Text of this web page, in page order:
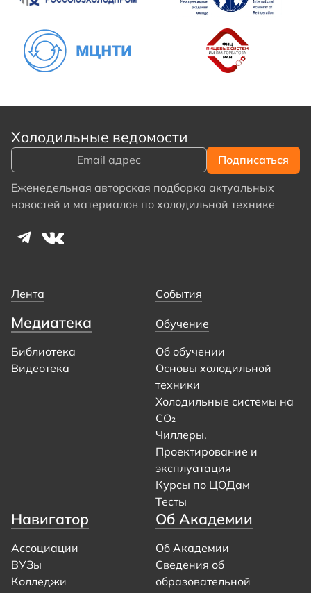
Холодильные ведомости
Еженедельная авторская подборка актуальных
новостей и материалов по холодильной технике
Лента События
Медиатека
Библиотека
Видеотека
Обучение
Об обучении
Основы холодильной
техники
Холодильные системы на
CO₂
Чиллеры.
Проектирование и
эксплуатация
Курсы по ЦОДам
Тесты
Навигатор
Ассоциации
ВУЗы
Колледжи
Об Академии
Об Академии
Сведения об
образовательной